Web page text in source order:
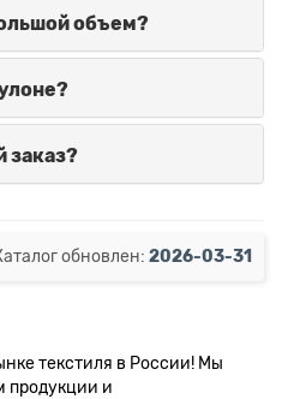
объем?
заказ?
обновлен: 2026-03-31
текстиля в России! Мы
продукции и